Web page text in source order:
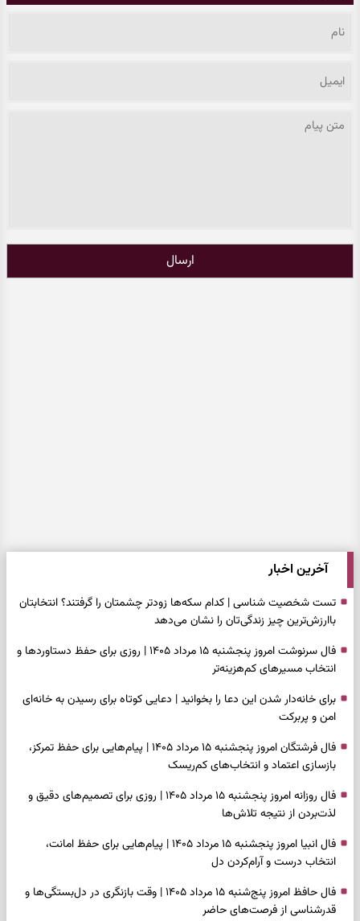
ارسال
آخرین اخبار
تست شخصیت شناسی | کدام سکه‌ها زودتر چشمتان را گرفتند؟ انتخابتان
باارزش‌ترین چیز زندگی‌تان را نشان می‌دهد
فال سرنوشت امروز پنجشنبه ۱۵ مرداد ۱۴۰۵ | روزی برای حفظ دستاوردها و
انتخاب مسیرهای کم‌هزینه‌تر
برای خانه‌دار شدن این دعا را بخوانید | دعایی کوتاه برای رسیدن به خانه‌ای
امن و پربرکت
فال فرشتگان امروز پنجشنبه ۱۵ مرداد ۱۴۰۵ | پیام‌هایی برای حفظ تمرکز،
بازسازی اعتماد و انتخاب‌های کم‌ریسک
فال روزانه امروز پنجشنبه ۱۵ مرداد ۱۴۰۵ | روزی برای تصمیم‌های دقیق و
لذت‌بردن از نتیجه تلاش‌ها
فال انبیا امروز پنجشنبه ۱۵ مرداد ۱۴۰۵ | پیام‌هایی برای حفظ امانت،
انتخاب درست و آرام‌کردن دل
فال حافظ امروز پنج‌شنبه ۱۵ مرداد ۱۴۰۵ | وقت بازنگری در دل‌بستگی‌ها و
قدرشناسی از فرصت‌های حاضر